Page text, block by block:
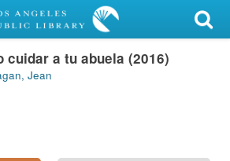
cuidar a tu abuela (2016)
Jean